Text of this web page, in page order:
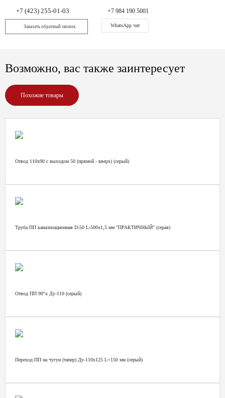
+7 (423) 255-01-03
Заказать обратный звонок
+7 984 190 5001
WhatsApp чат
Возможно, вас также заинтересует
Похожие товары
Отвод 110х90 с выходом 50 (прямой - вверх) (серый)
Труба ПП канализационная D-50 L-500х1,5 мм "ПРАКТИЧНЫЙ" (серая)
Отвод ПП 90°х Ду-110 (серый)
Переход ПП на чугун (тапер) Ду-110х125 L=150 мм (серый)